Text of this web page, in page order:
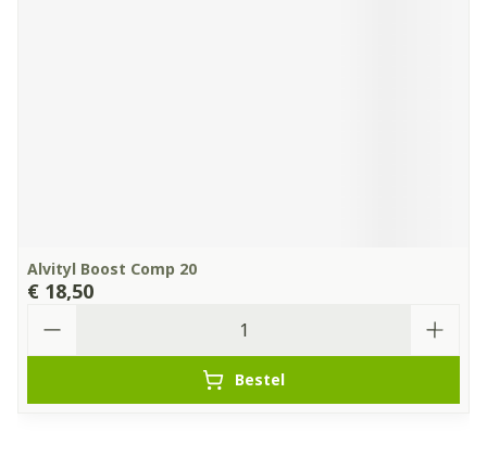
Alvityl Boost Comp 20
€ 18,50
Bestel